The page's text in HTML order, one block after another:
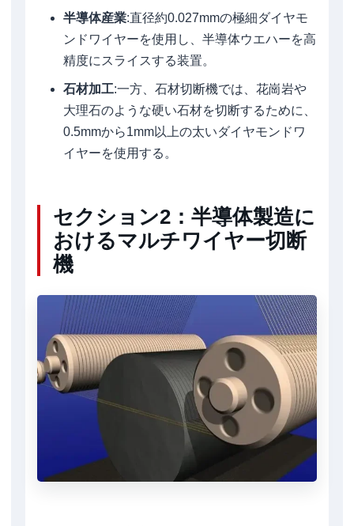
半導体産業:直径約0.027mmの極細ダイヤモ
ンドワイヤーを使用し、半導体ウエハーを高
精度にスライスする装置。
石材加工:一方、石材切断機では、花崗岩や
大理石のような硬い石材を切断するために、
0.5mmから1mm以上の太いダイヤモンドワ
イヤーを使用する。
セクション2：半導体製造に
おけるマルチワイヤー切断
機